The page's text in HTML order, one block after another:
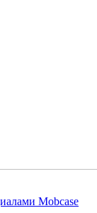
Mobcase